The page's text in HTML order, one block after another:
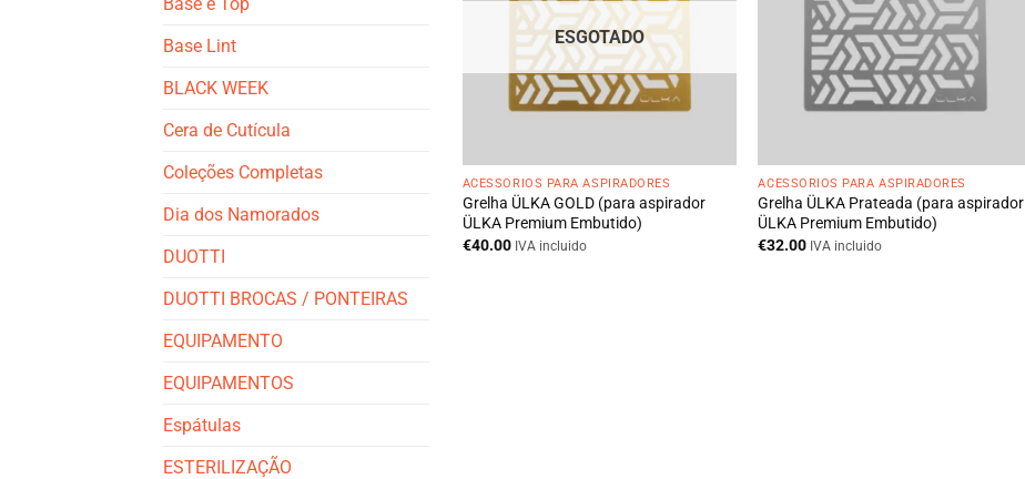
Base Lint
BLACK WEEK
Cera de Cutícula
Coleções Completas
Dia dos Namorados
DUOTTI
DUOTTI BROCAS / PONTEIRAS
EQUIPAMENTO
EQUIPAMENTOS
Espátulas
ESTERILIZAÇÃO
ESGOTADO
ACESSÓRIOS PARA ASPIRADORES
Grelha ÜLKA GOLD (para aspirador
ÜLKA Premium Embutido)
€40.00 IVA incluido
ACESSÓRIOS PARA ASPIRADORES
Grelha ÜLKA Prateada (para aspirador
ÜLKA Premium Embutido)
€32.00 IVA incluido